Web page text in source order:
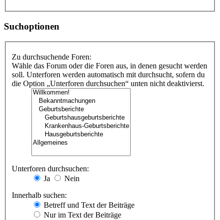
Suchoptionen
Zu durchsuchende Foren:
Wähle das Forum oder die Foren aus, in denen gesucht werden
soll. Unterforen werden automatisch mit durchsucht, sofern du
die Option „Unterforen durchsuchen“ unten nicht deaktivierst.
Unterforen durchsuchen:
Ja
Nein
Innerhalb suchen:
Betreff und Text der Beiträge
Nur im Text der Beiträge